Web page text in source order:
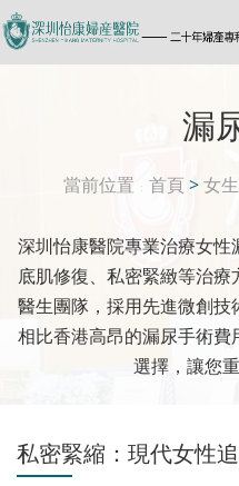
漏
當前位置 首頁 >女
深圳怡康醫院專業治療女
底肌修復、私密緊緻等治
醫生團隊，採用先進微創技
相比香港高昂的漏尿手術
選擇，讓您
私密緊縮：現代女性